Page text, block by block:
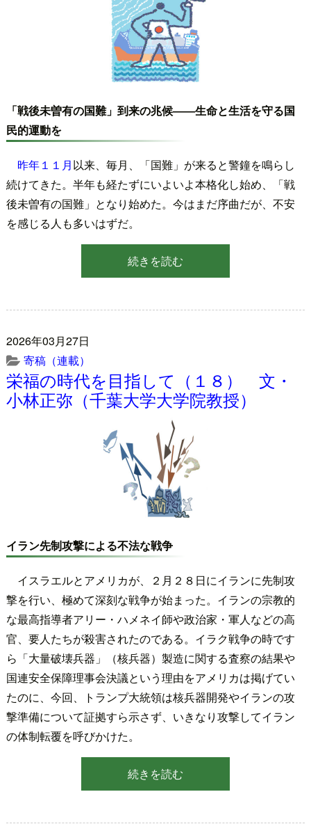
「戦後未曽有の国難」到来の兆候――生命と生活を守る国
民的運動を
昨年１１月以来、毎月、「国難」が来ると警鐘を鳴らし
続けてきた。半年も経たずにいよいよ本格化し始め、「戦
後未曽有の国難」となり始めた。今はまだ序曲だが、不安
を感じる人も多いはずだ。
続きを読む
2026年03月27日
寄稿（連載）
栄福の時代を目指して（１８） 文・
小林正弥（千葉大学大学院教授）
イラン先制攻撃による不法な戦争
イスラエルとアメリカが、２月２８日にイランに先制攻
撃を行い、極めて深刻な戦争が始まった。イランの宗教的
な最高指導者アリー・ハメネイ師や政治家・軍人などの高
官、要人たちが殺害されたのである。イラク戦争の時です
ら「大量破壊兵器」（核兵器）製造に関する査察の結果や
国連安全保障理事会決議という理由をアメリカは掲げてい
たのに、今回、トランプ大統領は核兵器開発やイランの攻
撃準備について証拠すら示さず、いきなり攻撃してイラン
の体制転覆を呼びかけた。
続きを読む